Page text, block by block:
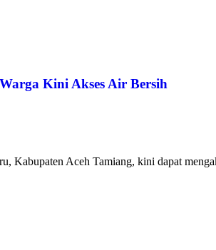
Kini Akses Air Bersih
Aceh Tamiang, kini dapat